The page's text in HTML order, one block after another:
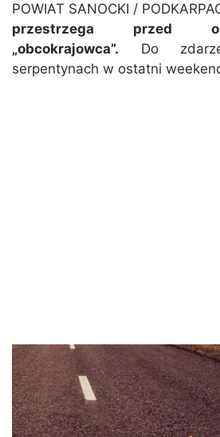
POWIAT SANOCKI /
przestrzega przed
„obcokrajowca”. Do
serpentynach w ostatni